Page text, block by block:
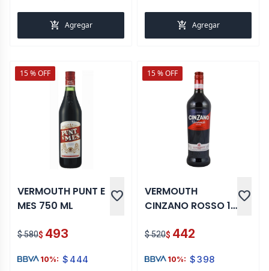
add_shopping_cart Agregar add_shopping_cart Agregar
15 % OFF
VERMOUTH PUNT E
MES 750 ML
favorite
$ 580$ 493
10%: $ 444
15 % OFF
VERMOUTH
CINZANO ROSSO 1
favorite
$ 520$ 442
10%: $398